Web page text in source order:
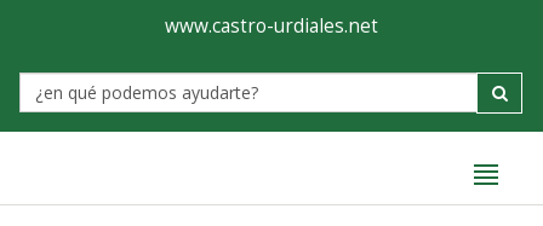
Ayuntamiento
de
Castro-
www.castro-urdiales.net
Label